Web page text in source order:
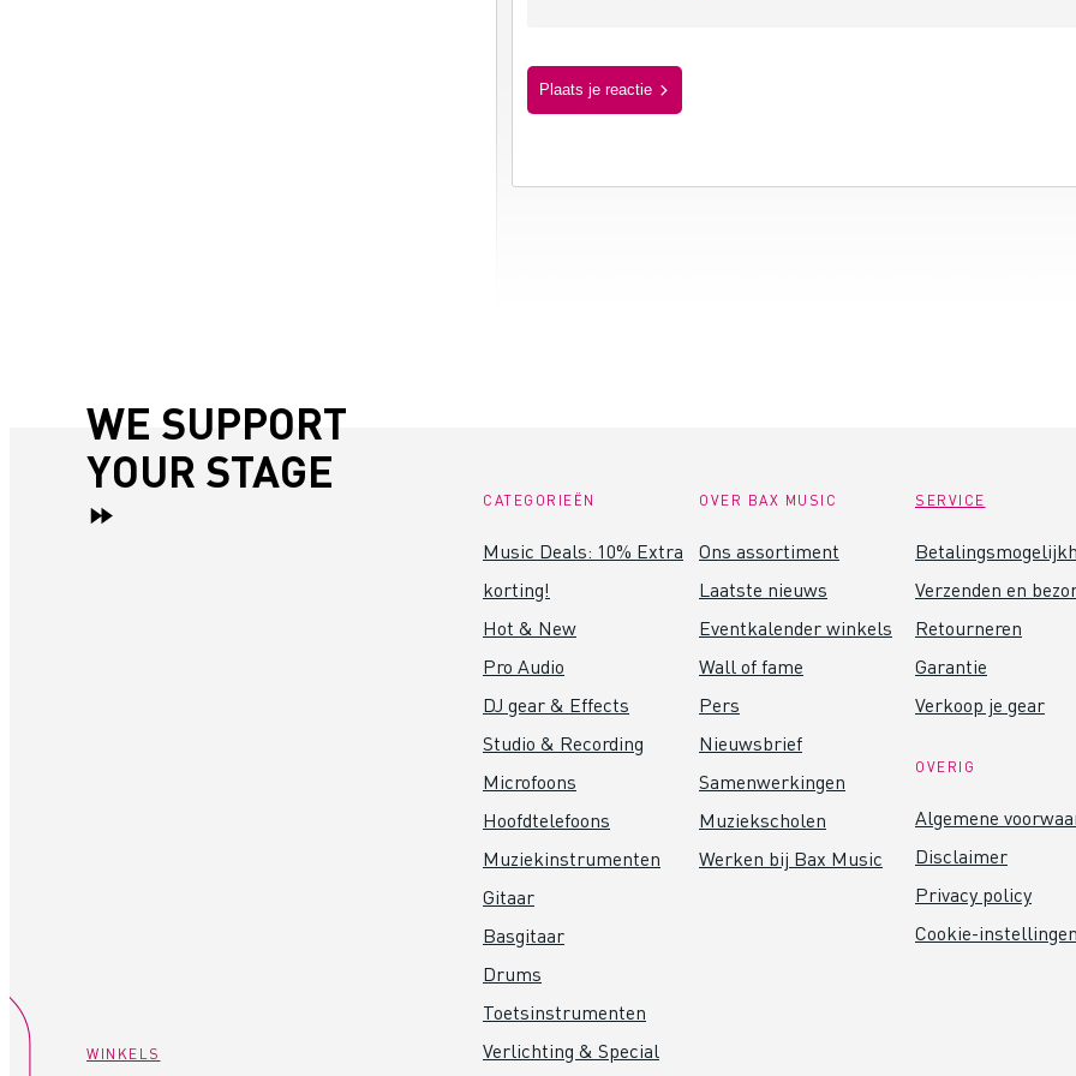
Plaats je reactie
WE SUPPORT
YOUR STAGE
WINKELS
CATEGORIEËN
Music Deals: 10% Extra
korting!
Hot & New
Pro Audio
DJ gear & Effects
Studio & Recording
Microfoons
Hoofdtelefoons
Muziekinstrumenten
Gitaar
Basgitaar
Drums
Toetsinstrumenten
Verlichting & Special
OVER BAX MUSIC
Ons assortiment
Laatste nieuws
Eventkalender winkels
Wall of fame
Pers
Nieuwsbrief
Samenwerkingen
Muziekscholen
Werken bij Bax Music
SERVICE
Verzenden en
Retourneren
Garantie
Verkoop je gear
OVERIG
Algemene
Disclaimer
Privacy policy
Cookie-instellingen